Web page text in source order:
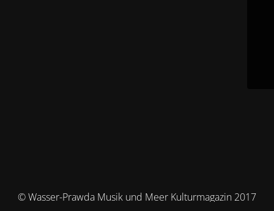
© Wasser-Prawda Musik und Meer Kulturmagazin 2017